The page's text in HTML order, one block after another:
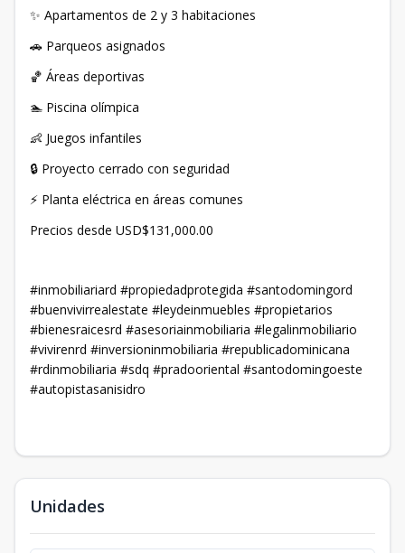
✨ Apartamentos de 2 y 3 habitaciones
🚗 Parqueos asignados
🏀 Áreas deportivas
🏊 Piscina olímpica
👶 Juegos infantiles
🔒 Proyecto cerrado con seguridad
⚡ Planta eléctrica en áreas comunes
Precios desde USD$131,000.00
#inmobiliariard #propiedadprotegida #santodomingord
#buenvivirrealestate #leydeinmuebles #propietarios
#bienesraicesrd #asesoriainmobiliaria #legalinmobiliario
#vivirenrd #inversioninmobiliaria #republicadominicana
#rdinmobiliaria #sdq #pradooriental #santodomingoeste
#autopistasanisidro
Unidades